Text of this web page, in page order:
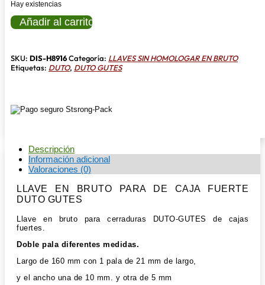
Hay existencias
LLAVE
EN
DE
CAJA
cantidad
Añadir al carrito
SKU: DIS-H8916Categoría: LLAVES SIN HOMOLOGAR EN BRUTO
Etiquetas: DUTO, DUTO GUTES
Descripción
Información adicional
Valoraciones (0)
LLAVE EN BRUTO PARA DE CAJA FUERTE
DUTO GUTES
Llave en bruto para cerraduras DUTO-GUTES de cajas
fuertes.
Doble pala diferentes medidas.
Largo de 160 mm con 1 pala de 21 mm de largo,
y el ancho una de 10 mm. y otra de 5 mm